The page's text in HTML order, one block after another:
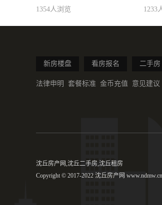
1354人浏览 1233
新房楼盘 看房报名 二手房
法律申明 套餐标准 金币充值 意见建议
沈丘房产网,沈丘二手房,沈丘租房
Copyright © 2017-2022 沈丘房产网